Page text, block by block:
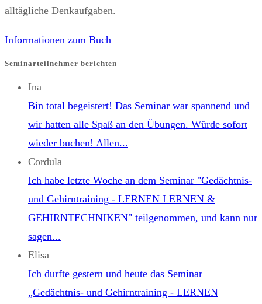
alltägliche Denkaufgaben.
Informationen zum Buch
Seminarteilnehmer berichten
Ina
Bin total begeistert! Das Seminar war spannend und
wir hatten alle Spaß an den Übungen. Würde sofort
wieder buchen! Allen...
Cordula
Ich habe letzte Woche an dem Seminar "Gedächtnis-
und Gehirntraining - LERNEN LERNEN &
GEHIRNTECHNIKEN" teilgenommen, und kann nur
sagen...
Elisa
Ich durfte gestern und heute das Seminar
„Gedächtnis- und Gehirntraining - LERNEN